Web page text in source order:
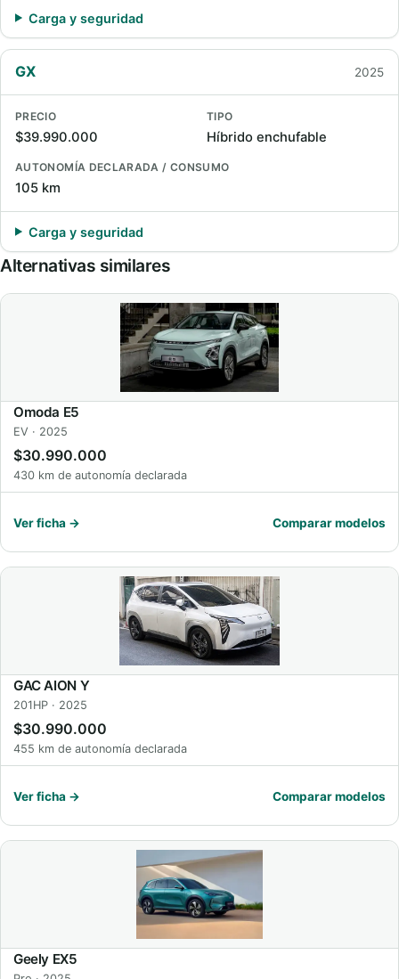
Carga y seguridad
GX 2025
PRECIO
$39.990.000
TIPO
Híbrido enchufable
AUTONOMÍA DECLARADA / CONSUMO
105 km
Carga y seguridad
Alternativas similares
Omoda E5
EV · 2025
$30.990.000
430 km de autonomía declarada
Ver ficha → Comparar modelos
GAC AION Y
201HP · 2025
$30.990.000
455 km de autonomía declarada
Ver ficha → Comparar modelos
Geely EX5